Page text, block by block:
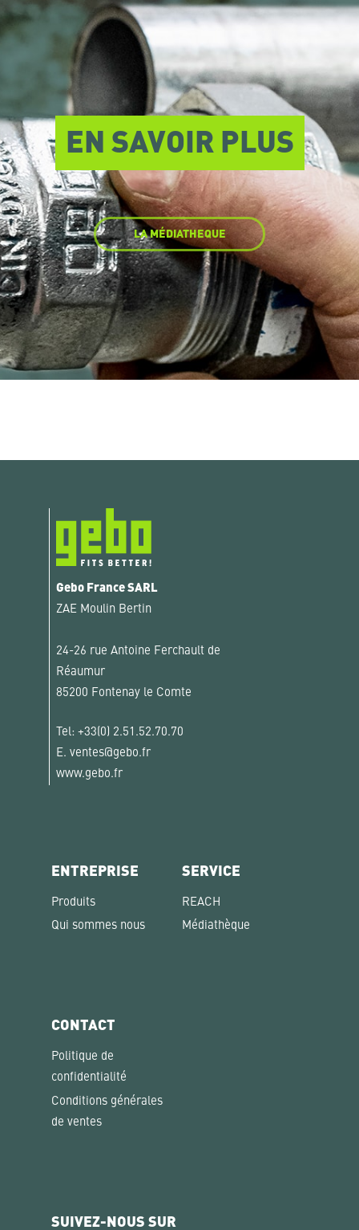
EN SAVOIR PLUS
LA MÉDIATHEQUE
Gebo France SARL
ZAE Moulin Bertin
24-26 rue Antoine Ferchault de
Réaumur
85200 Fontenay le Comte
Tel: +33(0) 2.51.52.70.70
E. ventes@gebo.fr
www.gebo.fr
ENTREPRISE
Produits
Qui sommes nous
SERVICE
REACH
Médiathèque
CONTACT
Politique de
confidentialité
Conditions générales
de ventes
SUIVEZ-NOUS SUR